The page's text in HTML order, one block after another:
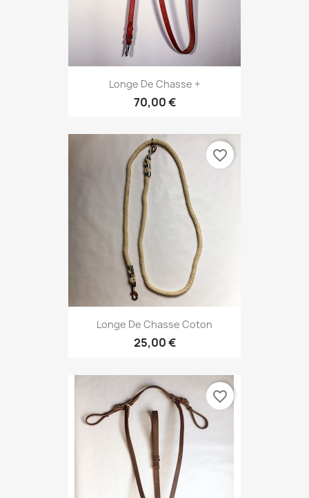
Longe De Chasse +
70,00 €
Longe De Chasse Coton
25,00 €
favorite_border
favorite_border